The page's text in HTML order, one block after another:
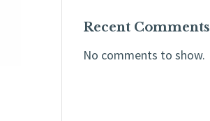
Recent Comments
No comments to show.